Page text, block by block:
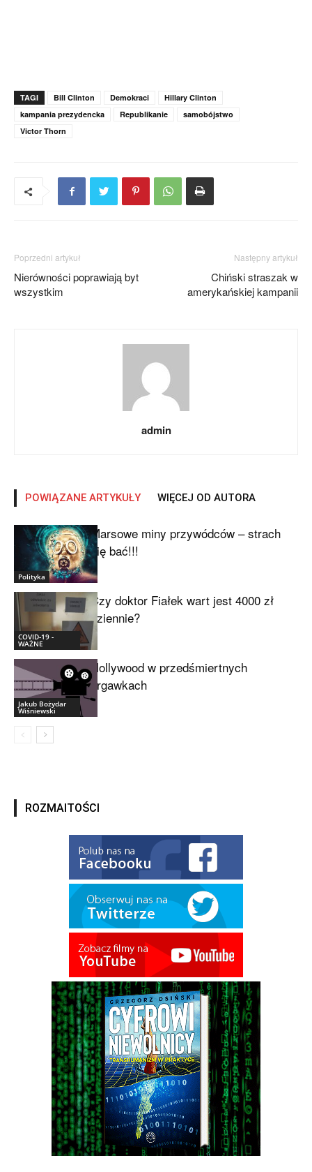
TAGI Bill Clinton Demokraci
Hillary Clinton
kampania prezydencka
Republikanie
samobójstwo
Victor Thorn
Poprzedni artykuł
Nierówności poprawiają byt
wszystkim
Następny artykuł
Chiński straszak w
amerykańskiej kampanii
admin
POWIĄZANE ARTYKUŁY WIĘCEJ OD AUTORA
Polityka
Marsowe miny przywódców – strach
się bać!!!
COVID-19 -
WAŻNE
Czy doktor Fiałek wart jest 4000 zł
dziennie?
Jakub Bożydar
Wiśniewski
Hollywood w przedśmiertnych
drgawkach
ROZMAITOŚCI